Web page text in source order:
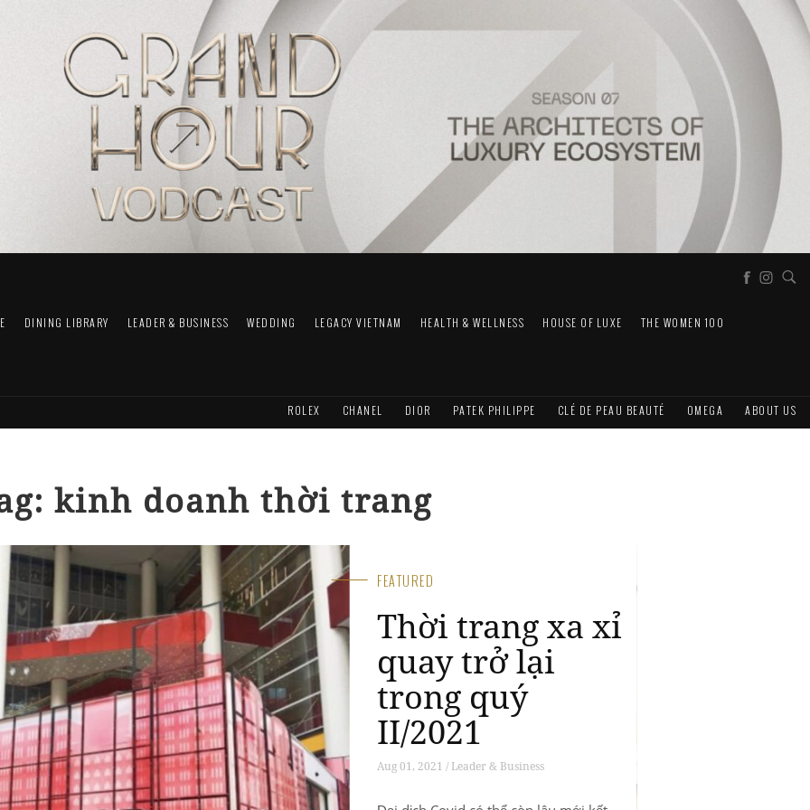
DINING LIBRARY LEADER & BUSINESS WEDDING LEGACY VIETNAM HEALTH & WELLNESS HOUSE OF LUXE THE WOMEN 100
ROLEX CHANEL DIOR PATEK PHILIPPE CLÉ DE PEAU BEAUTÉ OMEGA ABOUT US
kinh doanh thời trang
FEATURED
Luxuo Point:
Cùng tăng giá
bán, nhưng liệu
Dior có bắt kịp
Chanel?
Jul 06, 2021 / Leader & Business